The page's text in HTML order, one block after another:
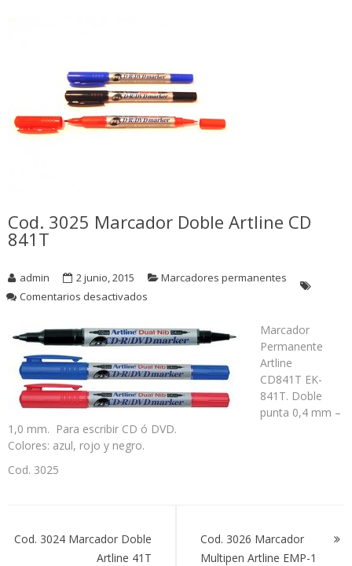
Cod. 3025 Marcador Doble Artline CD
841T
admin 2 junio, 2015
Marcadores permanentes
Comentarios desactivados
3025
Marcador
Artline
841T
Marcador
Permanente
Artline
CD841T EK-
841T. Doble
punta 0,4 mm –
1,0 mm. Para escribir CD ó DVD.
Colores: azul, rojo y negro.
Cod. 3025
de
Cod. 3024 Marcador Doble
Artline 41T
Cod. 3026 Marcador
Multipen Artline EMP-1